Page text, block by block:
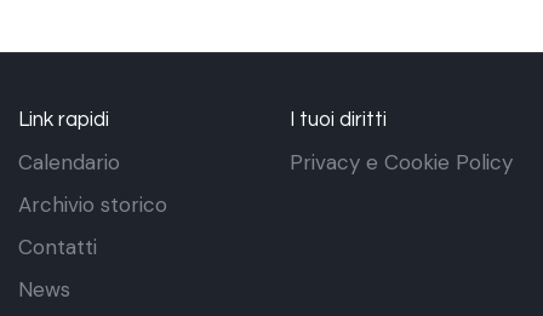
Link rapidi
Calendario
Archivio storico
Contatti
News
I tuoi diritti
Privacy e Cookie Policy